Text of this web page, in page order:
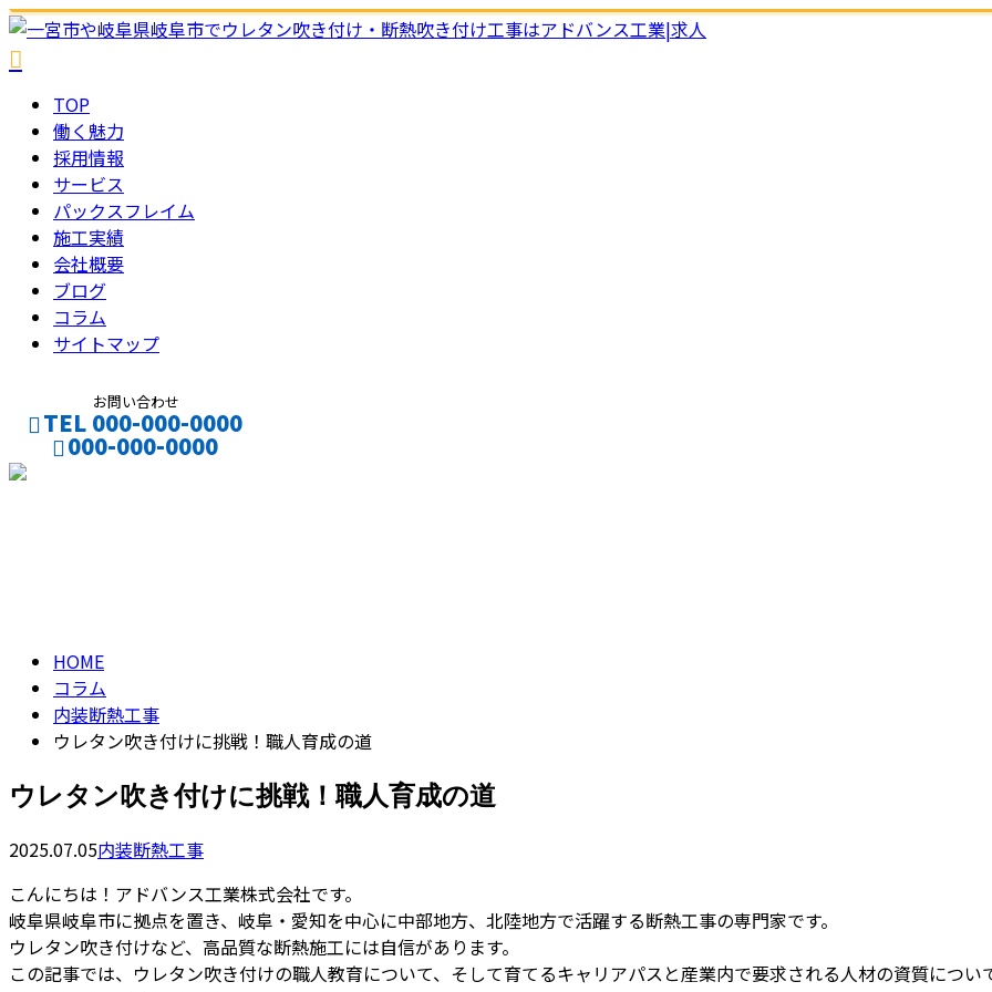
TOP
働く魅力
採用情報
サービス
パックスフレイム
施工実績
会社概要
ブログ
コラム
サイトマップ
お問い合わせ
TEL 000-000-0000
000-000-0000
HOME
コラム
内装断熱工事
ウレタン吹き付けに挑戦！職人育成の道
ウレタン吹き付けに挑戦！職人育成の道
2025.07.05内装断熱工事
こんにちは！アドバンス工業株式会社です。
岐阜県岐阜市に拠点を置き、岐阜・愛知を中心に中部地方、北陸地方で活躍する断熱工事の専門家です。
ウレタン吹き付けなど、高品質な断熱施工には自信があります。
この記事では、ウレタン吹き付けの職人教育について、そして育てるキャリアパスと産業内で要求される人材の資質につい